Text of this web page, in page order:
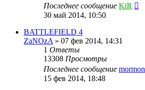
Последнее сообщение KiR
30 май 2014, 10:50
BATTLEFIELD 4
ZaNOzA » 07 фев 2014, 14:31
1 Ответы
13308 Просмотры
Последнее сообщение mormon
15 фев 2014, 18:48